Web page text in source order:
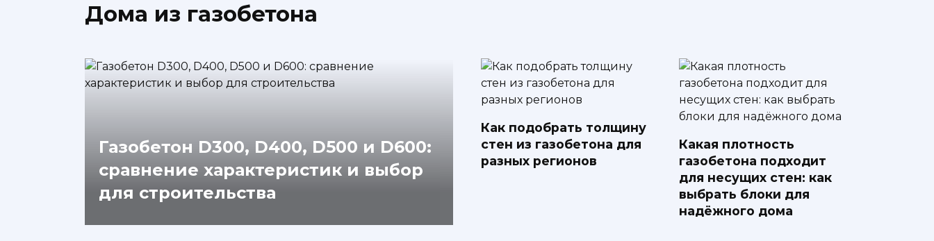
Дома из газобетона
Газобетон D300, D400, D500 и D600:
сравнение характеристик и выбор
для строительства
Как подобрать толщину
стен из газобетона для
разных регионов
Какая плотность
газобетона подходит
для несущих стен: как
выбрать блоки для
надёжного дома